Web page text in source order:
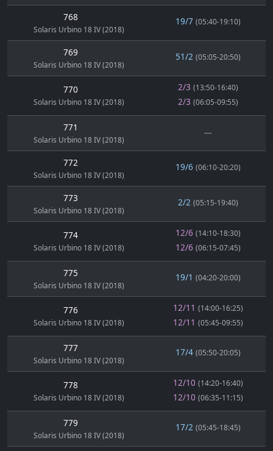
768
Solaris Urbino 18 IV (2018)
19/7 (05:40-19:10)
769
Solaris Urbino 18 IV (2018)
51/2 (05:05-20:50)
770
Solaris Urbino 18 IV (2018)
2/3 (13:50-16:40)
2/3 (06:05-09:55)
771
Solaris Urbino 18 IV (2018)
---
772
Solaris Urbino 18 IV (2018)
19/6 (06:10-20:20)
773
Solaris Urbino 18 IV (2018)
2/2 (05:15-19:40)
774
Solaris Urbino 18 IV (2018)
12/6 (14:10-18:30)
12/6 (06:15-07:45)
775
Solaris Urbino 18 IV (2018)
19/1 (04:20-20:00)
776
Solaris Urbino 18 IV (2018)
12/11 (14:00-16:25)
12/11 (05:45-09:55)
777
Solaris Urbino 18 IV (2018)
17/4 (05:50-20:05)
778
Solaris Urbino 18 IV (2018)
12/10 (14:20-16:40)
12/10 (06:35-11:15)
779
Solaris Urbino 18 IV (2018)
17/2 (05:45-18:45)